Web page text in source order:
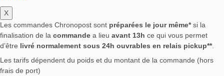
Kaniché(0) Keglevich(0) Kensei(0)
Ketel One
(0) Khortytsa Kill Devil
(0)
Kiss
X
Les commandes Chronopost sont préparées le jour même*si la
finalisation de la commande a lieu avant 13h ce qui vous permet
d’être livré normalement sous 24h ouvrables en relais pickup**.
Les tarifs dépendent du poids et du montant de la commande (hors
frais de port)